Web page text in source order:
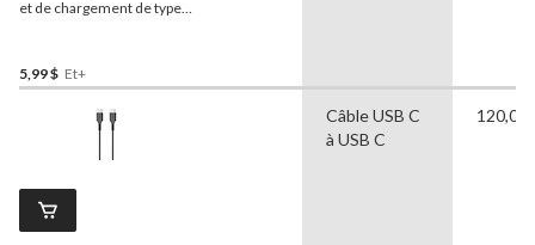
et de chargement de type
5,99 $ Et+
Câble USB C
à USB C
120,00